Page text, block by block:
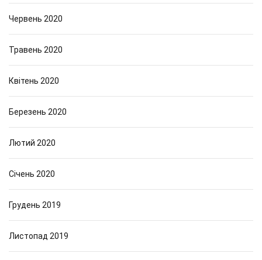
Червень 2020
Травень 2020
Квітень 2020
Березень 2020
Лютий 2020
Січень 2020
Грудень 2019
Листопад 2019